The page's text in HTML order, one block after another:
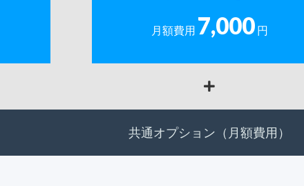
月額費用 7,000円
共通オプション（月額費用）